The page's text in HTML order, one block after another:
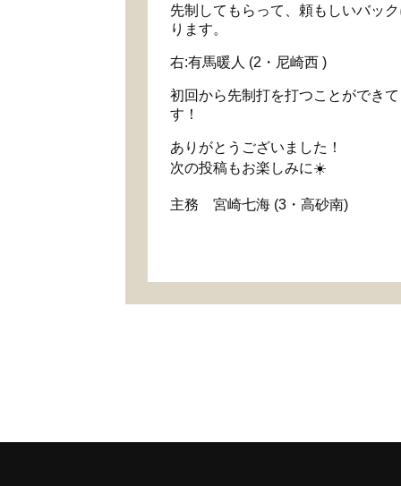
先制してもらって、頼もしいバッ
ります。
右:有馬暖人 (2・尼崎西 )
初回から先制打を打つことができ
す！
ありがとうございました！
次の投稿もお楽しみに☀️
主務 宮崎七海 (3・高砂南)